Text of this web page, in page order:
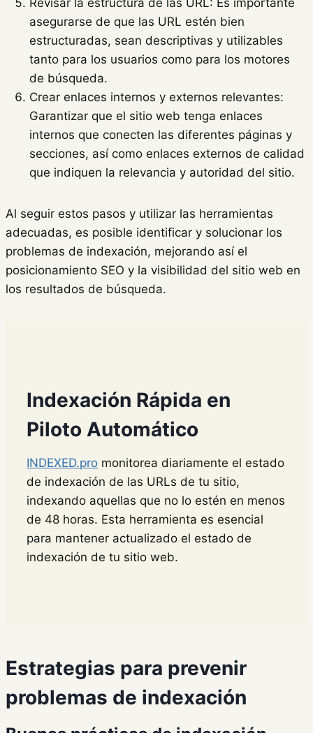
asegurarse de que las URL estén bien
estructuradas, sean descriptivas y utilizables
tanto para los usuarios como para los motores
de búsqueda.
Crear enlaces internos y externos relevantes:
Garantizar que el sitio web tenga enlaces
internos que conecten las diferentes páginas y
secciones, así como enlaces externos de calidad
que indiquen la relevancia y autoridad del sitio.
Al seguir estos pasos y utilizar las herramientas
adecuadas, es posible identificar y solucionar los
problemas de indexación, mejorando así el
posicionamiento SEO y la visibilidad del sitio web en
los resultados de búsqueda.
Indexación Rápida en
Piloto Automático
INDEXED.pro monitorea diariamente el estado
de indexación de las URLs de tu sitio,
indexando aquellas que no lo estén en menos
de 48 horas. Esta herramienta es esencial
para mantener actualizado el estado de
indexación de tu sitio web​​.
Estrategias para prevenir
problemas de indexación